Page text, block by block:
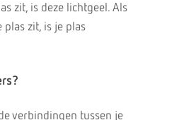
zit, is deze lichtgeel. Als
zit, is je plas
verbindingen tussen je